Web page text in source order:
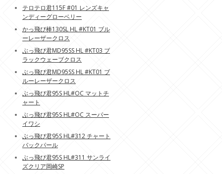
テロテロ君115F #01 レンズキャ
ンディーグローベリー
かっ飛び棒130SL HL #KT01 ブル
ーレーザークロス
ぶっ飛び君MD95SS HL #KT03 ブ
ラックウェーブクロス
ぶっ飛び君MD95SS HL #KT01 ブ
ルーレーザークロス
ぶっ飛び君95S HL#OC マットチ
ャート
ぶっ飛び君95S HL#OC スーパー
イワシ
ぶっ飛び君95S HL#312 チャート
バックパール
ぶっ飛び君95S HL#311 サンライ
ズクリア岡崎SP